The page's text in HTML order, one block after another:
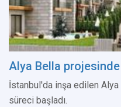
Alya Bella
İstanbul'da inşa edilen
süreci başladı.